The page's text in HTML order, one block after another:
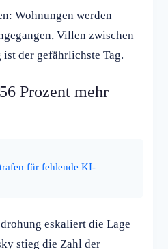
Wohnungen werden
Villen zwischen
der gefährlichste Tag.
Prozent mehr
für fehlende KI-
eskaliert die Lage
stieg die Zahl der